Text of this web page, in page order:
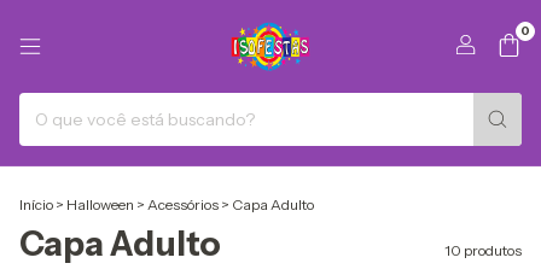
0
Início > Halloween > Acessórios > Capa Adulto
Capa Adulto 10 produtos